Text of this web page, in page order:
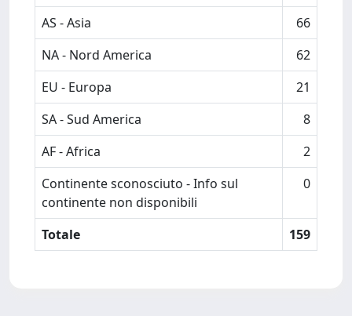
AS - Asia
66
NA - Nord America
62
EU - Europa
21
SA - Sud America
8
AF - Africa
2
Continente sconosciuto - Info sul
continente non disponibili
0
Totale 159